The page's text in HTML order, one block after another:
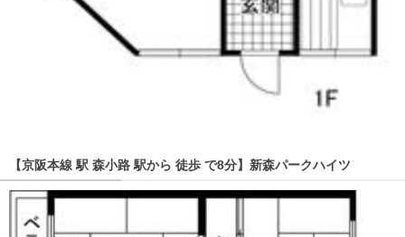
【京阪本線 駅 森小路 駅から 徒歩 で8分】新森パークハイツ